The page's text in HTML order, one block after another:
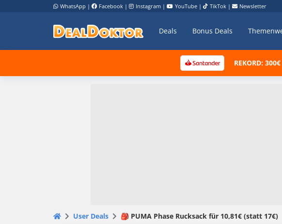
WhatsApp | Facebook | Instagram | YouTube | TikTok | Newsletter
Deals Bonus Deals
REKORD:
User Deals 🎒 PUMA Phase Rucksack für 10,81€ (statt 17€)